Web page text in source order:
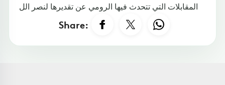
المقابلات التي تتحدث فيها الرومي عن تقديرها لنصر الل
Share: